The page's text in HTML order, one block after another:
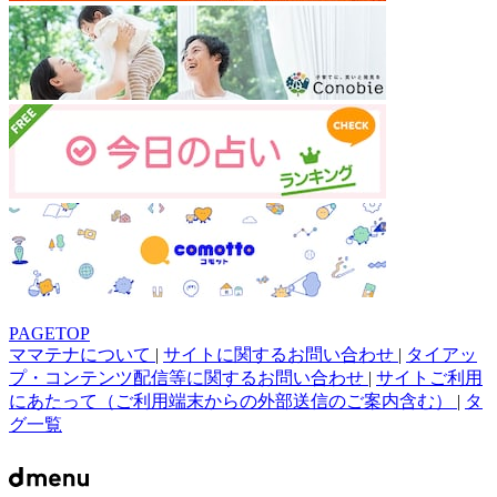
PAGETOP
ママテナについて | サイトに関するお問い合わせ | タイアッ
プ・コンテンツ配信等に関するお問い合わせ | サイトご利用
にあたって（ご利用端末からの外部送信のご案内含む） | タ
グ一覧